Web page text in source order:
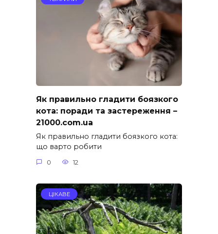
Як правильно гладити боязкого
кота: поради та застереження –
21000.com.ua
Як правильно гладити боязкого кота:
що варто робити
0 12
ЦІКАВЕ